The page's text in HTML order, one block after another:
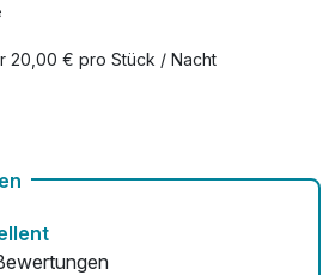
20,00 € pro Stück / Nacht